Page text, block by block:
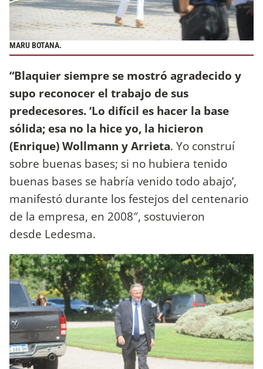
MARU BOTANA.
“Blaquier siempre se mostró agradecido y
supo reconocer el trabajo de sus
predecesores. ‘Lo difícil es hacer la base
sólida; esa no la hice yo, la hicieron
(Enrique) Wollmann y Arrieta. Yo construí
sobre buenas bases; si no hubiera tenido
buenas bases se habría venido todo abajo’,
manifestó durante los festejos del centenario
de la empresa, en 2008″, sostuvieron
desde Ledesma.